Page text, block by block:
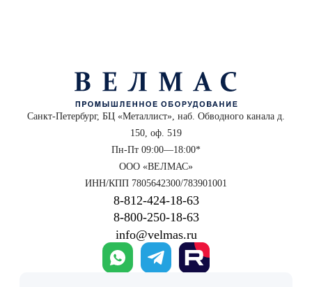
Санкт-Петербург, БЦ «Металлист», наб. Обводного канала д.
150, оф. 519
Пн-Пт 09:00—18:00*
ООО «ВЕЛМАС»
ИНН/КПП 7805642300/783901001
8‑812‑424‑18‑63
8‑800‑250‑18‑63
info@velmas.ru